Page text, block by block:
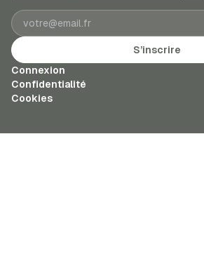
Adresse e-mail
S’inscrire
Connexion
Confidentialité
Cookies